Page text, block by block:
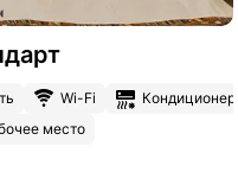
Wi-Fi
Кондиционер
место